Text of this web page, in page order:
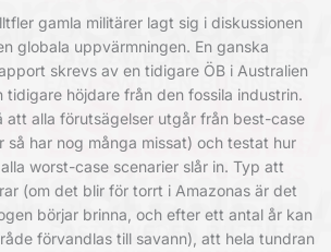
gamla militärer lagt sig i diskussionen
globala uppvärmningen. En ganska
skrevs av en tidigare ÖB i Australien
tidigare höjdare från den fossila industrin.
att alla förutsägelser utgår från best-case
så har nog många missat) och testat hur
worst-case scenarier slår in. Typ att
(om det blir för torrt i Amazonas är det
börjar brinna, och efter ett antal år kan
förvandlas till savann), att hela tundran